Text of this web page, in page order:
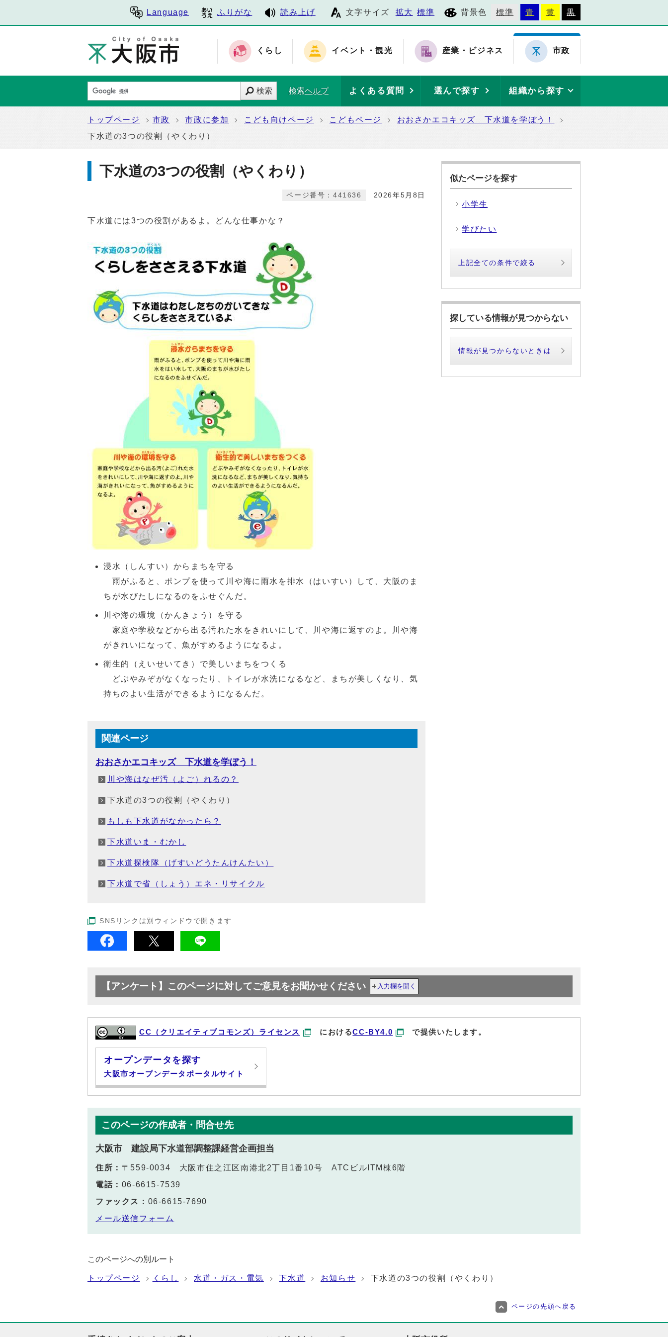
Language ふりがな 読み上げ 文字サイズ 拡大 標準 背景色 標準 青 黄 黒
くらし イベント・観光 産業・ビジネス 市政
検索 検索ヘルプ よくある質問 選んで探す 組織から探す
トップページ 市政 市政に参加 こども向けページ こどもページ
おおさかエコキッズ 下水道を学ぼう！
下水道の3つの役割（やくわり）
下水道の3つの役割（やくわり）
2026年5月8日
ページ番号：441636
下水道には3つの役割があるよ。どんな仕事かな？
浸水（しんすい）からまちを守る
雨がふると、ポンプを使って川や海に雨水を排水（はいすい）して、大阪のま
ちが水びたしになるのをふせぐんだ。
川や海の環境（かんきょう）を守る
家庭や学校などから出る汚れた水をきれいにして、川や海に返すのよ。川や海
がきれいになって、魚がすめるようになるよ。
衛生的（えいせいてき）で美しいまちをつくる
どぶやみぞがなくなったり、トイレが水洗になるなど、まちが美しくなり、気
持ちのよい生活ができるようになるんだ。
関連ページ
おおさかエコキッズ 下水道を学ぼう！
川や海はなぜ汚（よご）れるの？
下水道の3つの役割（やくわり）
もしも下水道がなかったら？
下水道いま・むかし
下水道探検隊（げすいどうたんけんたい）
下水道で省（しょう）エネ・リサイクル
SNSリンクは別ウィンドウで開きます
似たページを探す
小学生
学びたい
上記全ての条件で絞る
探している情報が見つからない
情報が見つからないときは
【アンケート】このページに対してご意見をお聞かせください 入力欄を開く
CC（クリエイティブコモンズ）ライセンス におけるCC-BY4.0 で提供いたします。
オープンデータを探す
大阪市オープンデータポータルサイト
このページの作成者・問合せ先
大阪市 建設局下水道部調整課経営企画担当
住所： 〒559-0034 大阪市住之江区南港北2丁目1番10号 ATCビルITM棟6階
電話： 06-6615-7539
ファックス： 06-6615-7690
メール送信フォーム
このページへの別ルート
トップページ くらし 水道・ガス・電気 下水道 お知らせ 下水道の3つの役割（やくわり）
ページの先頭へ戻る